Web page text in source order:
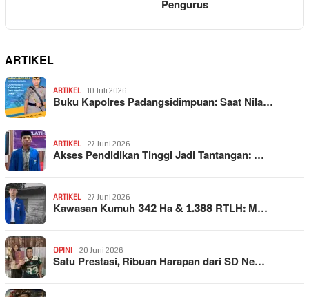
Pengurus
ARTIKEL
ARTIKEL 10 Juli 2026
Buku Kapolres Padangsidimpuan: Saat Nila…
ARTIKEL 27 Juni 2026
Akses Pendidikan Tinggi Jadi Tantangan: …
ARTIKEL 27 Juni 2026
Kawasan Kumuh 342 Ha & 1.388 RTLH: M…
OPINI 20 Juni 2026
Satu Prestasi, Ribuan Harapan dari SD Ne…